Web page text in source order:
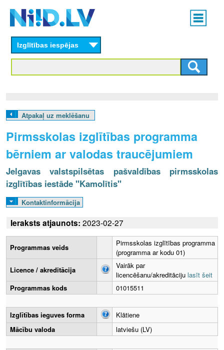
content
Main
menu
L
V
Izglītības iespējas
Atpakaļ uz meklēšanu
Pirmsskolas izglītības programma
bērniem ar valodas traucējumiem
Jelgavas valstspilsētas pašvaldības pirmsskolas
izglītības iestāde "Kamolītis"
Kontaktinformācija
Ieraksts atjaunots: 2023-02-27
Programmas veids
Pirmsskolas izglītības programma
(programma ar kodu 01)
Licence / akreditācija
Vairāk par
licencēšanu/akreditāciju lasīt šeit
Programmas kods
01015511
Izglītības ieguves forma
Klātiene
Mācību valoda
latviešu (LV)